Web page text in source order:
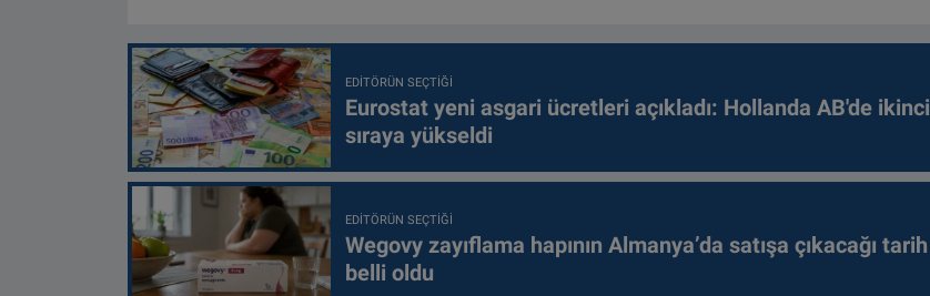
EDITÖRÜN SEÇTIĞI
Eurostat yeni asgari ücretleri açıkladı: Hollanda AB'de ikinci
sıraya yükseldi
EDITÖRÜN SEÇTIĞI
Wegovy zayıflama hapının Almanya’da satışa çıkacağı tarih
belli oldu